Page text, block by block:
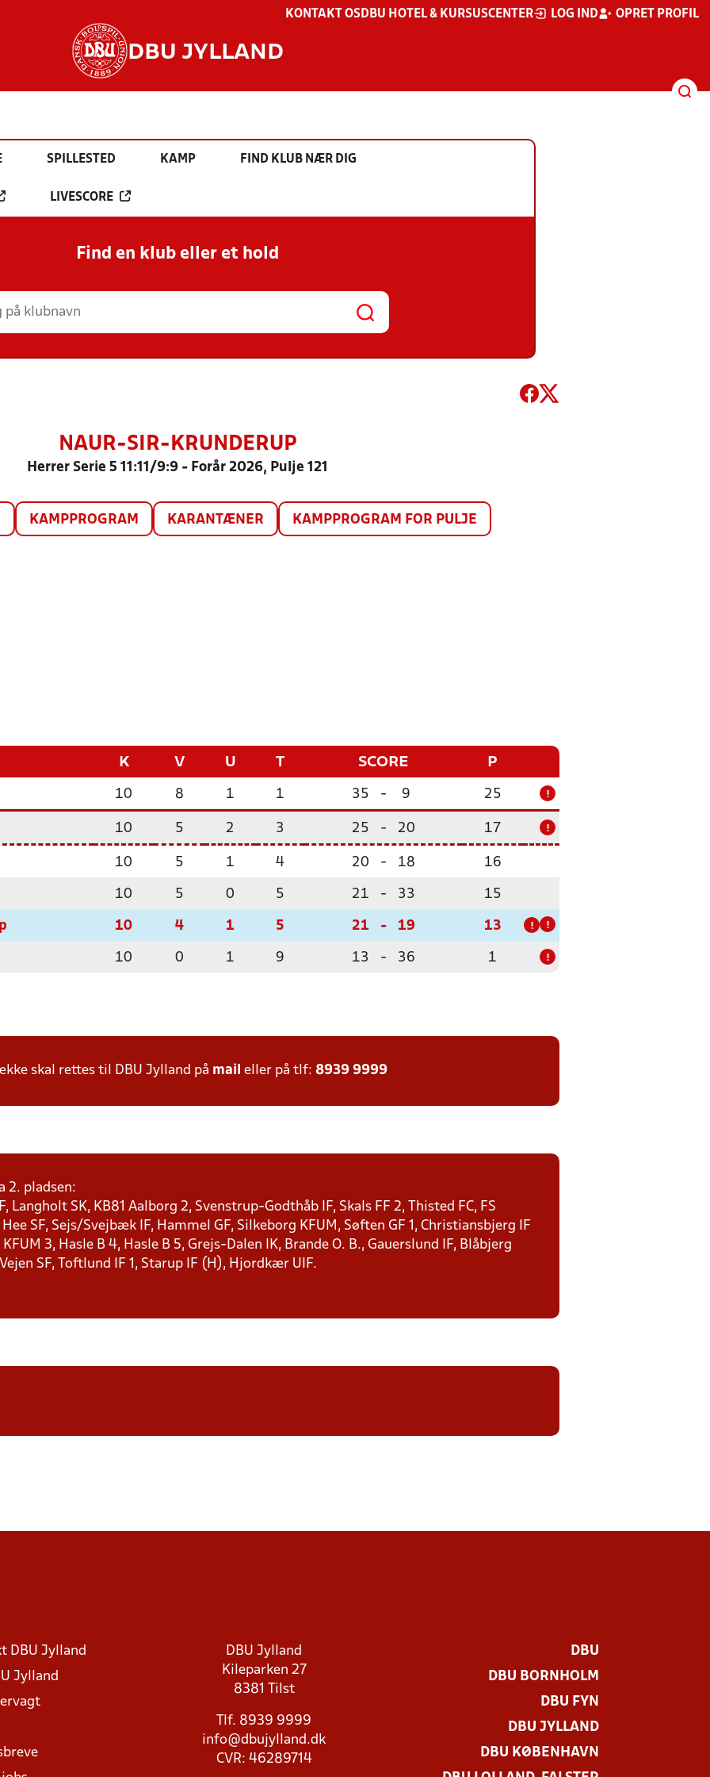
KONTAKT OS DBU HOTEL & KURSUSCENTER LOG IND OPRET PROFIL
DBU JYLLAND
SPILLESTED KAMP FIND KLUB NÆR DIG
LIVESCORE
Find en klub eller et hold
NAUR-SIR-KRUNDERUP
Herrer Serie 5 11:11/9:9 - Forår 2026, Pulje 121
KAMPPROGRAM KARANTÆNER KAMPPROGRAM FOR PULJE
K V U T SCORE P
10 8 1 1 35 - 9 25 !
10 5 2 3 25 - 20 17 !
10 5 1 4 20 - 18 16
10 5 0 5 21 - 33 15
10 4 1 5 21 - 19 13 ! !
10 0 1 9 13 - 36 1 !
skal rettes til DBU Jylland på mail eller på tlf: 8939 9999
2. pladsen:
Langholt SK, KB81 Aalborg 2, Svenstrup-Godthåb IF, Skals FF 2, Thisted FC, FS
SF, Sejs/Svejbæk IF, Hammel GF, Silkeborg KFUM, Søften GF 1, Christiansbjerg IF
3, Hasle B 4, Hasle B 5, Grejs-Dalen IK, Brande O. B., Gauerslund IF, Blåbjerg
SF, Toftlund IF 1, Starup IF (H), Hjordkær UIF.
DBU Jylland
Jylland
DBU Jylland
Kileparken 27
8381 Tilst
Tlf. 8939 9999
info@dbujylland.dk
CVR: 46289714
DBU
DBU BORNHOLM
DBU FYN
DBU JYLLAND
DBU KØBENHAVN